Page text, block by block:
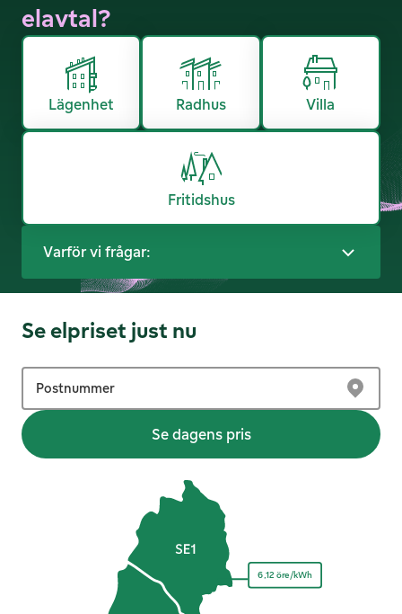
elavtal?
Lägenhet Radhus Villa
Fritidshus
Varför vi frågar:
Se elpriset just nu
Postnummer
Se dagens pris
6,12 öre/kWh